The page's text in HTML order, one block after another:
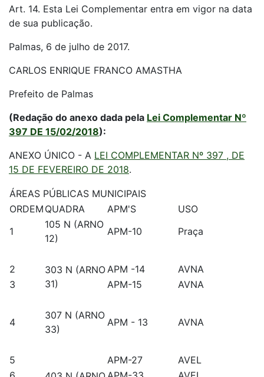
Art. 14. Esta Lei Complementar entra em vigor na data
de sua publicação.
Palmas, 6 de julho de 2017.
CARLOS ENRIQUE FRANCO AMASTHA
Prefeito de Palmas
(Redação do anexo dada pela Lei Complementar Nº
397 DE 15/02/2018):
ANEXO ÚNICO - A LEI COMPLEMENTAR Nº 397 , DE
15 DE FEVEREIRO DE 2018.
ÁREAS PÚBLICAS MUNICIPAIS
ORDEM QUADRA APM'S
USO
1
105 N (ARNO
12)
APM-10 Praça
2
303 N (ARNO
31)
APM -14
AVNA
3
APM-15 AVNA
4
307 N (ARNO
33)
APM - 13 AVNA
5
APM-27
AVEL